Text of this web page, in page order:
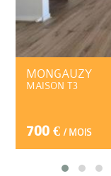
MONGAUZY
MAISON T3
700 € / MOIS